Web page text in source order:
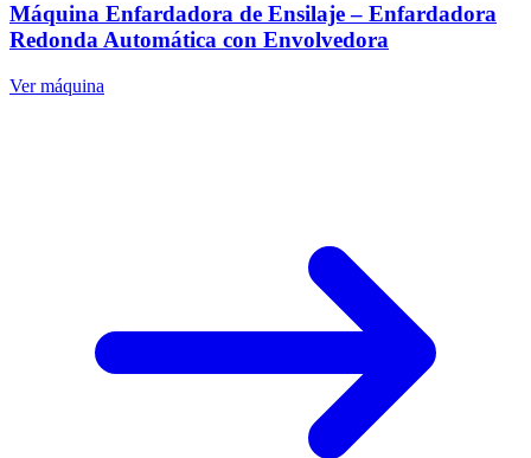
Máquina Enfardadora de Ensilaje – Enfardadora
Redonda Automática con Envolvedora
Ver máquina